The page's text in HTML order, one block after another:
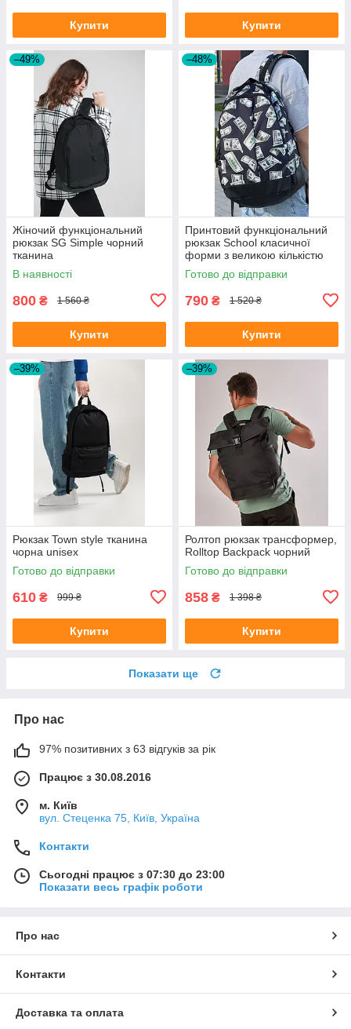
Купити Купити
–49%
Жіночий функціональний
рюкзак SG Simple чорний
тканина
В наявності
800 ₴ 1 560 ₴
Купити
–48%
Принтовий функціональний
рюкзак School класичної
форми з великою кількістю
відділень на 30л
Готово до відправки
790 ₴ 1 520 ₴
Купити
–39%
Рюкзак Town style тканина
чорна unisex
Готово до відправки
610 ₴ 999 ₴
Купити
–39%
Ролтоп рюкзак трансформер,
Rolltop Backpack чорний
Готово до відправки
858 ₴ 1 398 ₴
Купити
Показати ще
Про нас
97% позитивних з 63 відгуків за рік
Працює з 30.08.2016
м. Київ
вул. Стеценка 75, Київ, Україна
Контакти
Сьогодні працює з 07:30 до 23:00
Показати весь графік роботи
Про нас
Контакти
Доставка та оплата